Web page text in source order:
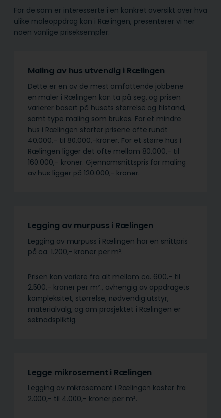
For de som er interesserte i en konkret oversikt over hva
ulike maleoppdrag kan i Rælingen, presenterer vi her
noen vanlige priseksempler:
Maling av hus utvendig i Rælingen
Dette er en av de mest omfattende jobbene
en maler i Rælingen kan ta på seg, og prisen
varierer basert på husets størrelse og tilstand,
samt type maling som brukes. For et mindre
hus i Rælingen starter prisene ofte rundt
40.000,- til 80.000,-kroner. For et større hus i
Rælingen ligger det ofte mellom 80.000,- til
160.000,- kroner. Gjennomsnittspris for maling
av hus ligger på 120.000,- kroner.
Legging av murpuss i Rælingen
Legging av murpuss i Rælingen har en snittpris
på ca. 1.200,- kroner per m².
Prisen kan variere fra alt mellom ca. 600,- til
2.500,- kroner per m²., avhengig av oppdragets
kompleksitet, størrelse, nødvendig utstyr,
materialvalg, og om prosjektet i Rælingen er
søknadspliktig.
Legge mikrosement i Rælingen
Legging av mikrosement i Rælingen koster fra
2.000,- til 4.000,- kroner per m².